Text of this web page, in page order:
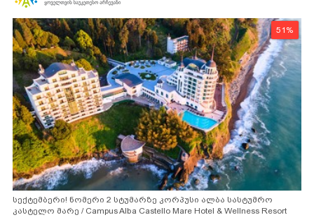
51%
სექტემბერი! ნომერი 2 სტუმარზე კორპუსი ალბა სასტუმრო
კასტელო მარე / Campus Alba Castello Mare Hotel & Wellness Resort